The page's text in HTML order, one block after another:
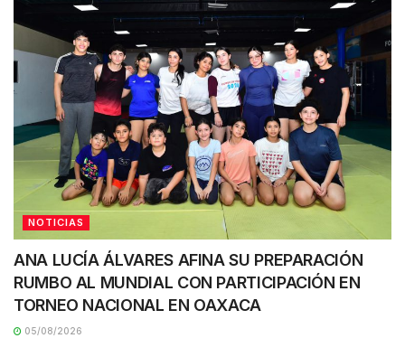
NOTICIAS
ANA LUCÍA ÁLVARES AFINA SU PREPARACIÓN
RUMBO AL MUNDIAL CON PARTICIPACIÓN EN
TORNEO NACIONAL EN OAXACA
05/08/2026